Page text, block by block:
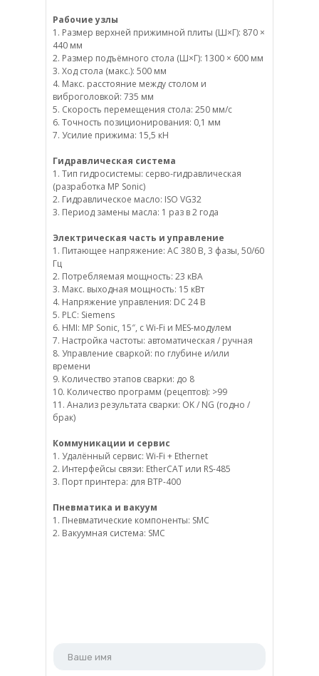
Рабочие узлы
1. Размер верхней прижимной плиты (Ш×Г): 870 ×
440 мм
2. Размер подъёмного стола (Ш×Г): 1300 × 600 мм
3. Ход стола (макс.): 500 мм
4. Макс. расстояние между столом и
виброголовкой: 735 мм
5. Скорость перемещения стола: 250 мм/с
6. Точность позиционирования: 0,1 мм
7. Усилие прижима: 15,5 кН
Гидравлическая система
1. Тип гидросистемы: серво-гидравлическая
(разработка MP Sonic)
2. Гидравлическое масло: ISO VG32
3. Период замены масла: 1 раз в 2 года
Электрическая часть и управление
1. Питающее напряжение: AC 380 В, 3 фазы, 50/60
Гц
2. Потребляемая мощность: 23 кВА
3. Макс. выходная мощность: 15 кВт
4. Напряжение управления: DC 24 В
5. PLC: Siemens
6. HMI: MP Sonic, 15″, с Wi-Fi и MES-модулем
7. Настройка частоты: автоматическая / ручная
8. Управление сваркой: по глубине и/или
времени
9. Количество этапов сварки: до 8
10. Количество программ (рецептов): >99
11. Анализ результата сварки: OK / NG (годно /
брак)
Коммуникации и сервис
1. Удалённый сервис: Wi-Fi + Ethernet
2. Интерфейсы связи: EtherCAT или RS-485
3. Порт принтера: для BTP-400
Пневматика и вакуум
1. Пневматические компоненты: SMC
2. Вакуумная система: SMC